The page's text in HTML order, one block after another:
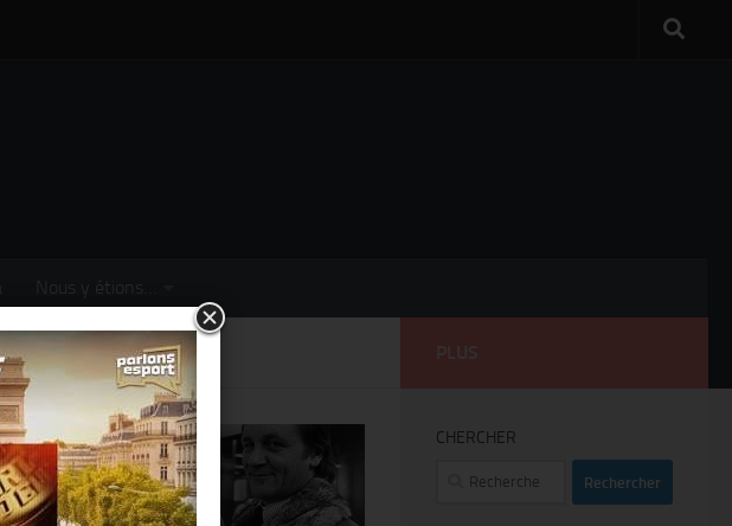
Nous y étions…
CHERCHER
Rechercher :